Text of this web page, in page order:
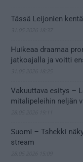
Tässä Leijonien
Huikeaa draamaa
jatkoajalla ja voitti
Vakuuttava esitys –
mitalipeleihin neljän
Suomi – Tshekki
stream